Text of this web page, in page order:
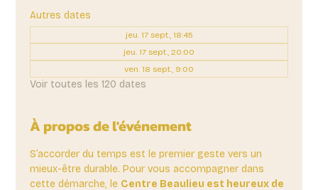
Autres dates
jeu. 17 sept., 18:45
jeu. 17 sept., 20:00
ven. 18 sept., 9:00
Voir toutes les 120 dates
À propos de l'événement
S’accorder du temps est le premier geste vers un
mieux-être durable. Pour vous accompagner dans
cette démarche, le Centre Beaulieu est heureux de